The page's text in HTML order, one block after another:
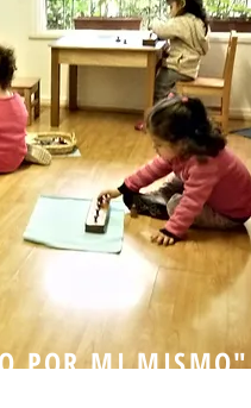
POR MI MISMO"